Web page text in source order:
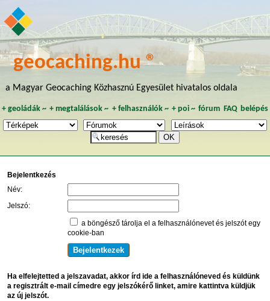
geocaching.hu ®
a Magyar Geocaching Közhasznú Egyesület hivatalos oldala
+ geoládák~ +megtalálások ~ + felhasználók~ + poi~ fórum FAQ belépés
Bejelentkezés
Név:
Jelszó:
a böngésző tárolja el a felhasználónevet és jelszót egy
cookie-ban
Ha elfelejtetted a jelszavadat, akkor írd ide a felhasználóneved és küldünk
a regisztrált e-mail címedre egy jelszókérő linket, amire kattintva küldjük
az új jelszót.